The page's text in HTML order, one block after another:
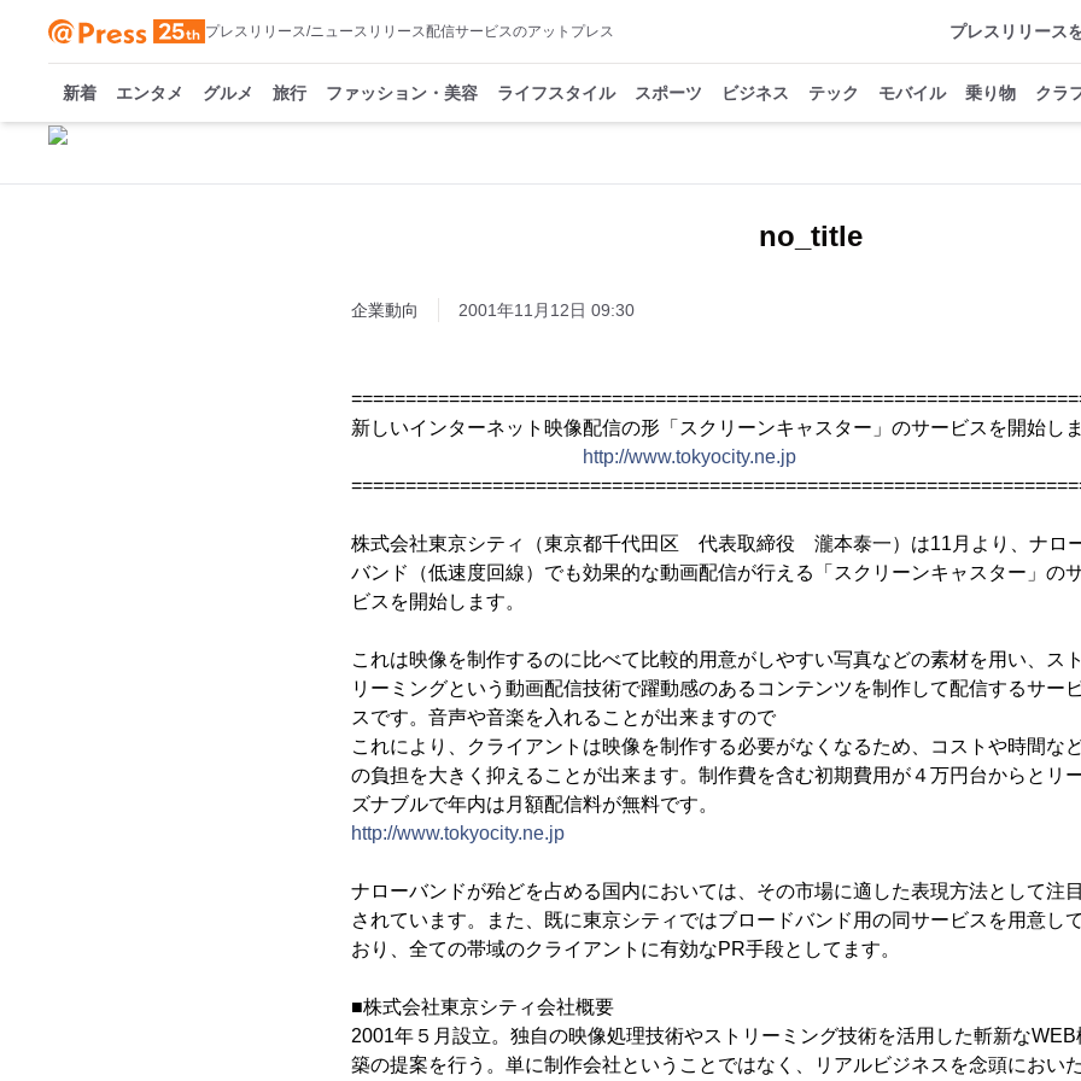
プレスリリース/ニュースリリース配信サービスのアットプレス プレスリリース
新着 エンタメ グルメ 旅行 ファッション・美容 ライフスタイル スポーツ ビジネス テック モバイル 乗り物 クラ
no_title
企業動向 2001年11月12日 09:30
新しいインターネット映像配信の形「スクリーンキャスター」のサービスを開始し
http://www.tokyocity.ne.jp
株式会社東京シティ（東京都千代田区 代表取締役 瀧本泰一）は11月より、ナロ
バンド（低速度回線）でも効果的な動画配信が行える「スクリーンキャスター」の
ビスを開始します。
これは映像を制作するのに比べて比較的用意がしやすい写真などの素材を用い、スト
リーミングという動画配信技術で躍動感のあるコンテンツを制作して配信するサー
スです。音声や音楽を入れることが出来ますので
これにより、クライアントは映像を制作する必要がなくなるため、コストや時間な
の負担を大きく抑えることが出来ます。制作費を含む初期費用が４万円台からとリ
ズナブルで年内は月額配信料が無料です。
http://www.tokyocity.ne.jp
ナローバンドが殆どを占める国内においては、その市場に適した表現方法として注目
されています。また、既に東京シティではブロードバンド用の同サービスを用意して
おり、全ての帯域のクライアントに有効なPR手段としてます。
■株式会社東京シティ会社概要
2001年５月設立。独自の映像処理技術やストリーミング技術を活用した斬新なWEB
築の提案を行う。単に制作会社ということではなく、リアルビジネスを念頭においた